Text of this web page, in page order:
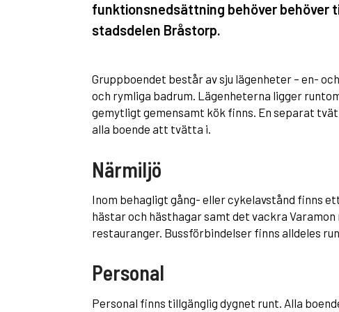
funktionsnedsättning behöver behöver
stadsdelen Bråstorp.
Gruppboendet består av sju lägenheter – en-
och rymliga badrum. Lägenheterna ligger
gemytligt gemensamt kök finns. En separat
alla boende att tvätta i.
Närmiljö
Inom behagligt gång- eller cykelavstånd finns
hästar och hästhagar samt det vackra
restauranger. Bussförbindelser finns alldeles
Personal
Personal finns tillgänglig dygnet runt. Alla